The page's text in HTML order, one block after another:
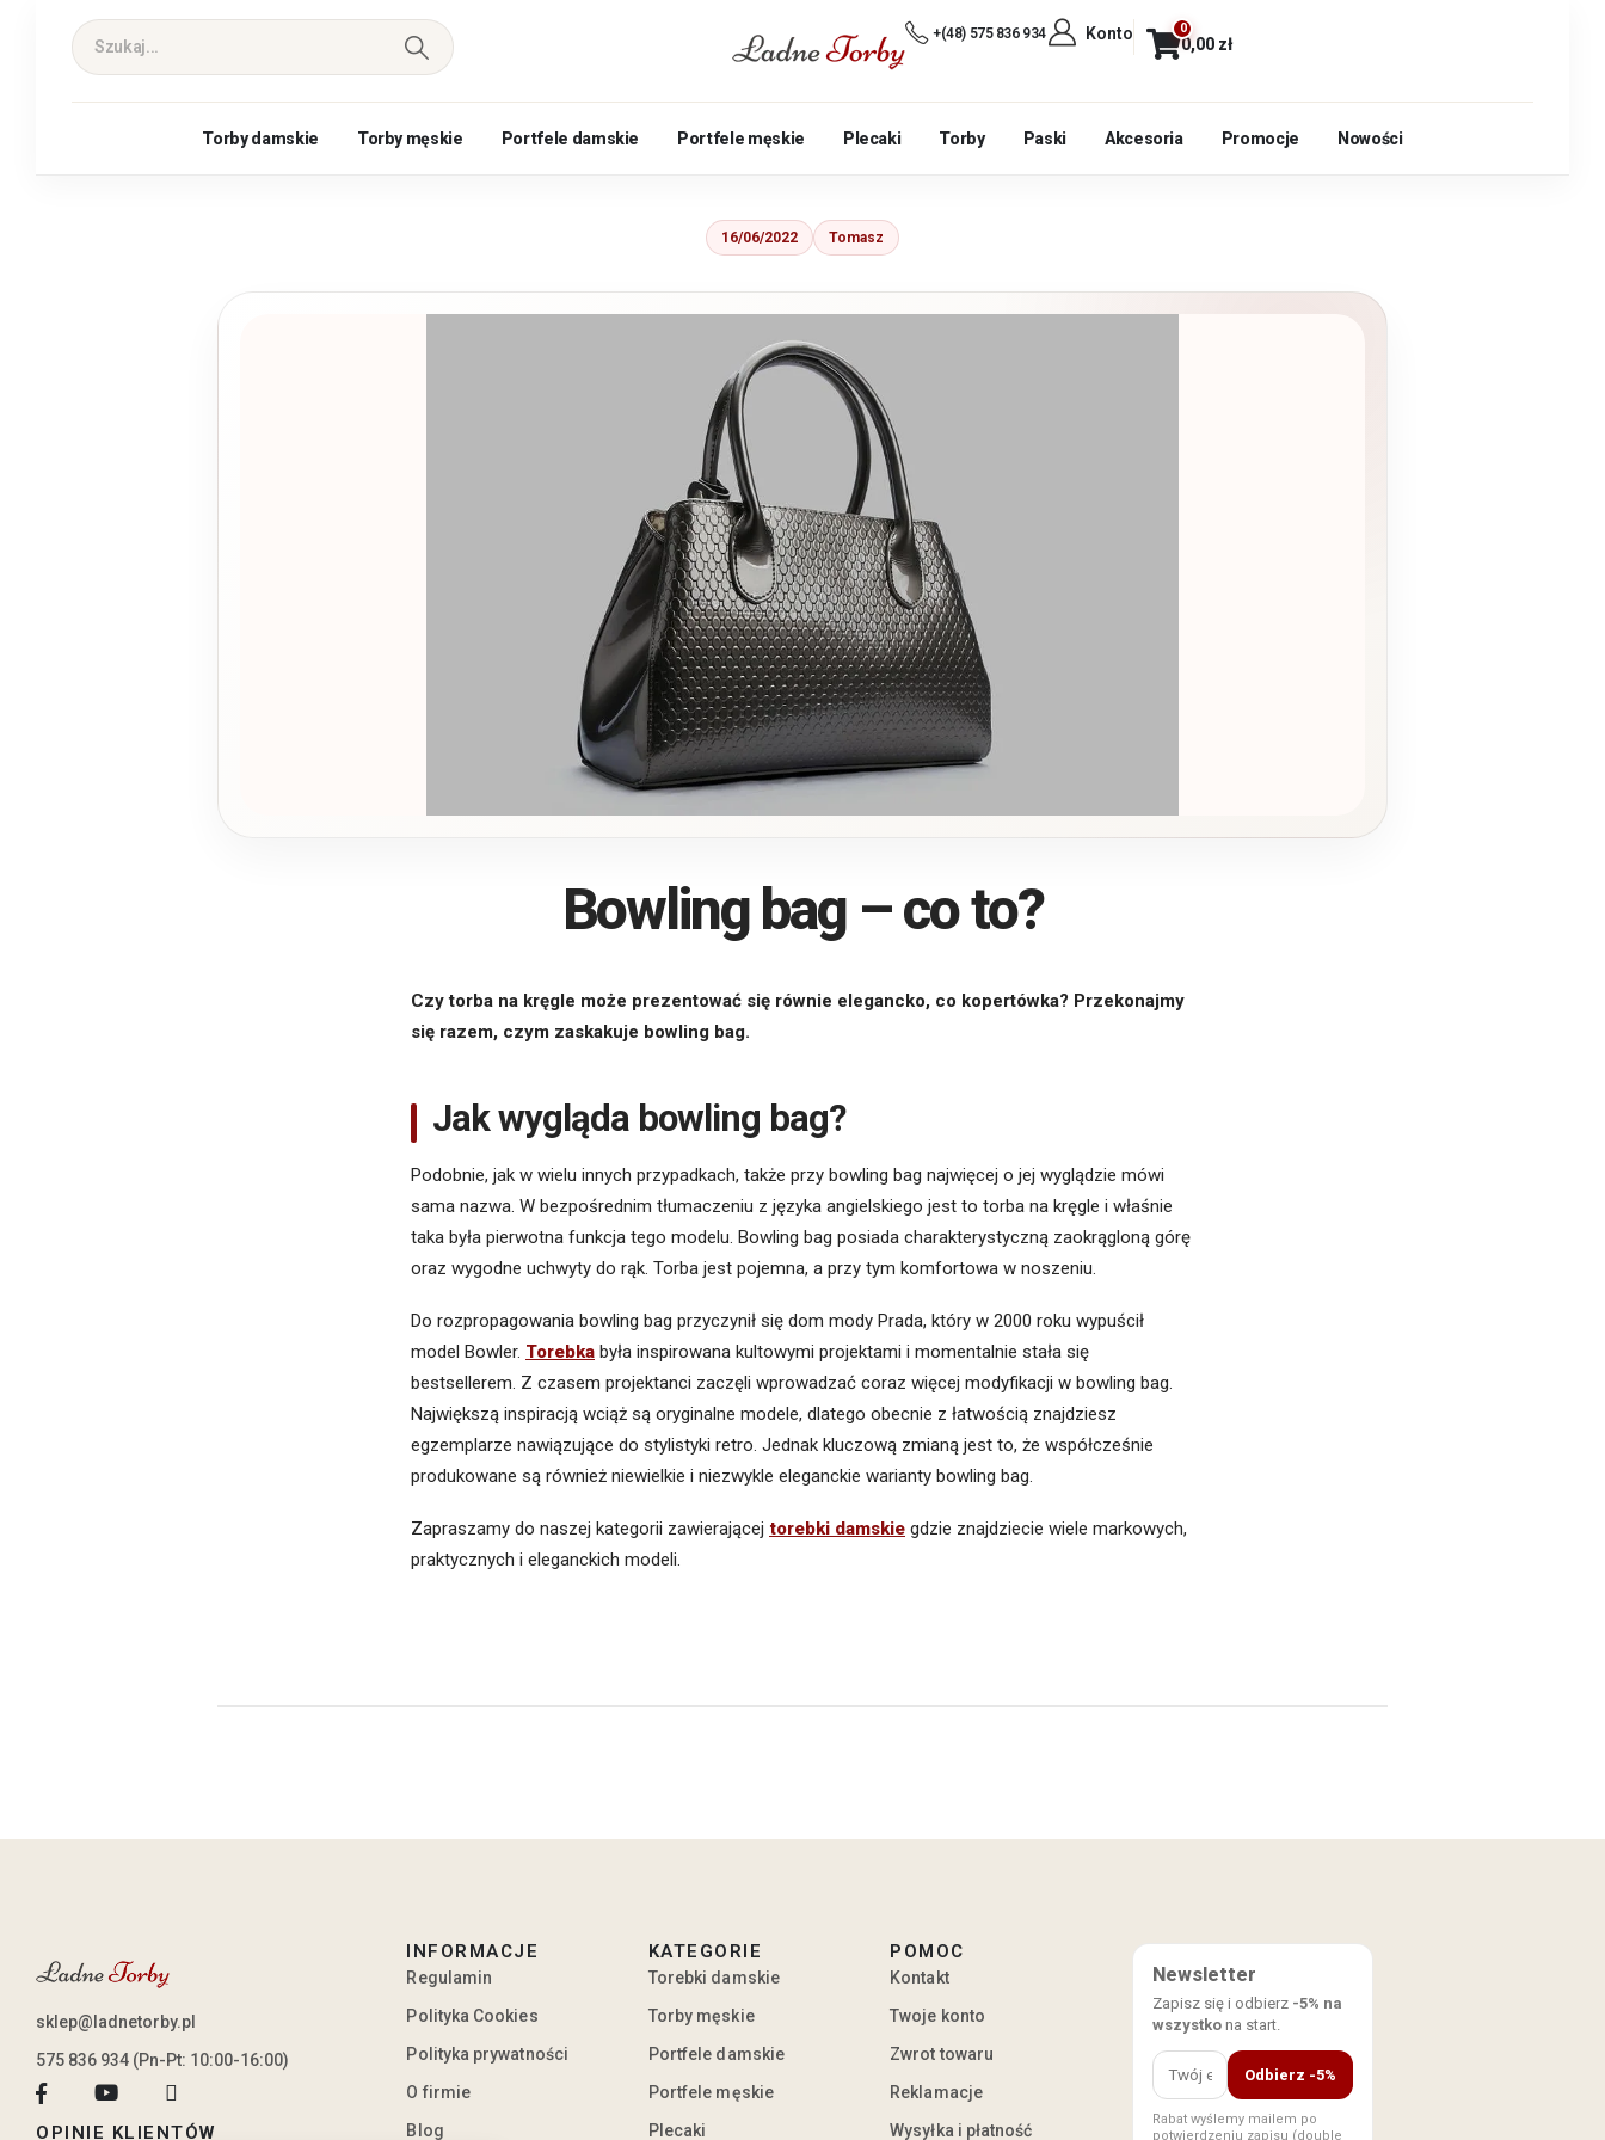
+(48) 575 836 934 Konto 0
0,00 zł
Torby damskie Torby męskie Portfele damskie Portfele męskie Plecaki Torby Paski Akcesoria Promocje Nowości
16/06/2022 Tomasz
Bowling bag – co to?
Czy torba na kręgle może prezentować się równie elegancko, co kopertówka? Przekonajmy
się razem, czym zaskakuje bowling bag.
Jak wygląda bowling bag?
Podobnie, jak w wielu innych przypadkach, także przy bowling bag najwięcej o jej wyglądzie mówi
sama nazwa. W bezpośrednim tłumaczeniu z języka angielskiego jest to torba na kręgle i właśnie
taka była pierwotna funkcja tego modelu. Bowling bag posiada charakterystyczną zaokrągloną górę
oraz wygodne uchwyty do rąk. Torba jest pojemna, a przy tym komfortowa w noszeniu.
Do rozpropagowania bowling bag przyczynił się dom mody Prada, który w 2000 roku wypuścił
model Bowler. Torebka była inspirowana kultowymi projektami i momentalnie stała się
bestsellerem. Z czasem projektanci zaczęli wprowadzać coraz więcej modyfikacji w bowling bag.
Największą inspiracją wciąż są oryginalne modele, dlatego obecnie z łatwością znajdziesz
egzemplarze nawiązujące do stylistyki retro. Jednak kluczową zmianą jest to, że współcześnie
produkowane są również niewielkie i niezwykle eleganckie warianty bowling bag.
Zapraszamy do naszej kategorii zawierającej torebki damskie gdzie znajdziecie wiele markowych,
praktycznych i eleganckich modeli.
sklep@ladnetorby.pl
575 836 934 (Pn-Pt: 10:00-16:00)
OPINIE KLIENTÓW
INFORMACJE
Regulamin
Polityka Cookies
Polityka prywatności
O firmie
Blog
KATEGORIE
Torebki damskie
Torby męskie
Portfele damskie
Portfele męskie
Plecaki
POMOC
Kontakt
Twoje konto
Zwrot towaru
Reklamacje
Wysyłka i płatność
Newsletter
Zapisz się i odbierz -5% na
wszystkona start.
Odbierz -5%
Rabat wyślemy mailem po
potwierdzeniu zapisu (double